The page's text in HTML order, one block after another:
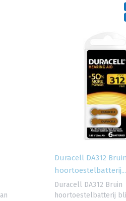
Duracell DA312 Bruin
hoortoestelbatterij...
Duracell DA312 Bruin
hoortoestelbatterij